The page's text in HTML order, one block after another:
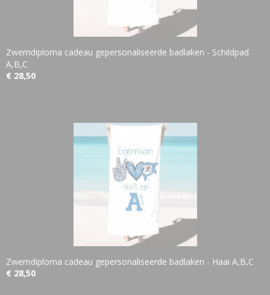
Zwemdiploma cadeau gepersonaliseerde badlaken - Schildpad
A,B,C
€ 28,50
Zwemdiploma cadeau gepersonaliseerde badlaken - Haai A,B,C
€ 28,50